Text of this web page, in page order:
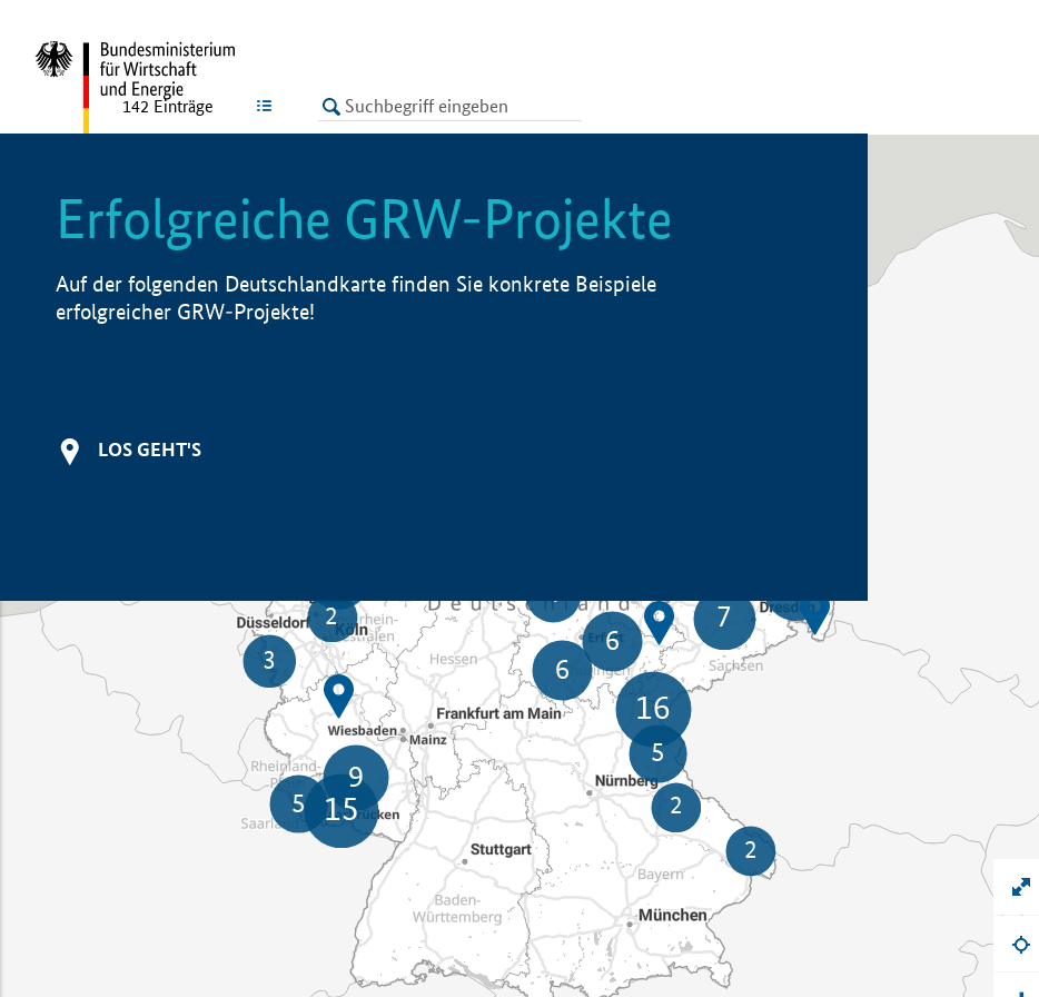
LISTE
142 Einträge
Erfolgreiche GRW-Projekte
Auf der folgenden Deutschlandkarte finden Sie konkrete Beispiele
erfolgreicher GRW-Projekte!
LOS GEHT'S